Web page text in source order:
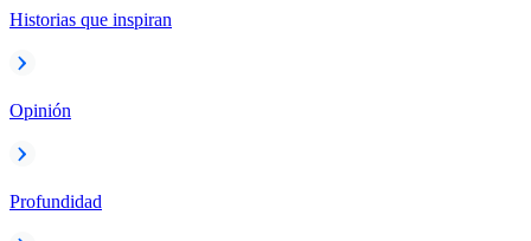
Historias que inspiran
Opinión
Profundidad